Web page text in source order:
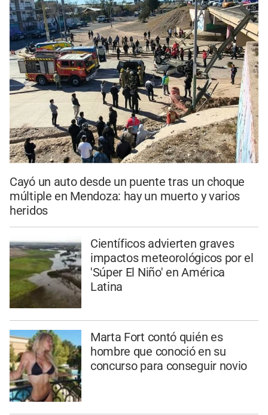
Cayó un auto desde un puente tras un choque
múltiple en Mendoza: hay un muerto y varios
heridos
Científicos advierten graves
impactos meteorológicos por el
'Súper El Niño' en América
Latina
Marta Fort contó quién es
hombre que conoció en su
concurso para conseguir novio